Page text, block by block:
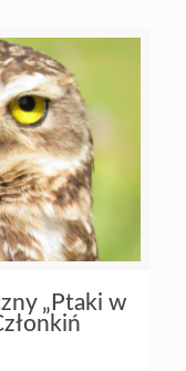
„Ptaki w